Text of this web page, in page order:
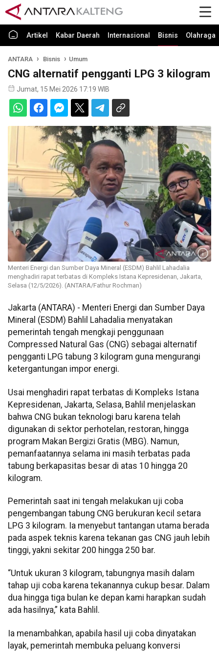
Artikel Kabar Daerah Internasional Bisnis Olahraga
ANTARA Bisnis Umum
CNG alternatif pengganti LPG 3 kilogram
Jumat, 15 Mei 2026 17:19 WIB
Menteri Energi dan Sumber Daya Mineral (ESDM) Bahlil Lahadalia
menghadiri rapat terbatas di Kompleks Istana Kepresidenan, Jakarta,
Selasa (12/5/2026). (ANTARA/Fathur Rochman)
Jakarta (ANTARA) - Menteri Energi dan Sumber Daya
Mineral (ESDM) Bahlil Lahadalia menyatakan
pemerintah tengah mengkaji penggunaan
Compressed Natural Gas (CNG) sebagai alternatif
pengganti LPG tabung 3 kilogram guna mengurangi
ketergantungan impor energi.
Usai menghadiri rapat terbatas di Kompleks Istana
Kepresidenan, Jakarta, Selasa, Bahlil menjelaskan
bahwa CNG bukan teknologi baru karena telah
digunakan di sektor perhotelan, restoran, hingga
program Makan Bergizi Gratis (MBG). Namun,
pemanfaatannya selama ini masih terbatas pada
tabung berkapasitas besar di atas 10 hingga 20
kilogram.
Pemerintah saat ini tengah melakukan uji coba
pengembangan tabung CNG berukuran kecil setara
LPG 3 kilogram. Ia menyebut tantangan utama berada
pada aspek teknis karena tekanan gas CNG jauh lebih
tinggi, yakni sekitar 200 hingga 250 bar.
“Untuk ukuran 3 kilogram, tabungnya masih dalam
tahap uji coba karena tekanannya cukup besar. Dalam
dua hingga tiga bulan ke depan kami harapkan sudah
ada hasilnya,” kata Bahlil.
Ia menambahkan, apabila hasil uji coba dinyatakan
layak, pemerintah membuka peluang konversi